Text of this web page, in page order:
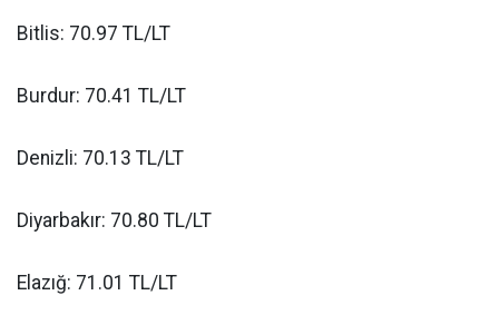
Bitlis: 70.97 TL/LT
Burdur: 70.41 TL/LT
Denizli: 70.13 TL/LT
Diyarbakır: 70.80 TL/LT
Elazığ: 71.01 TL/LT